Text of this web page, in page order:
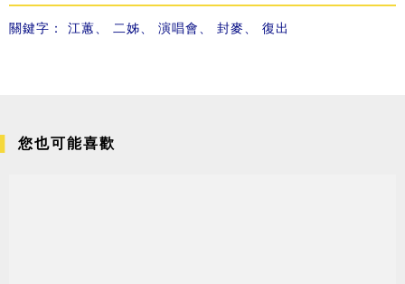
關鍵字： 江蕙、 二姊、 演唱會、 封麥、 復出
您也可能喜歡